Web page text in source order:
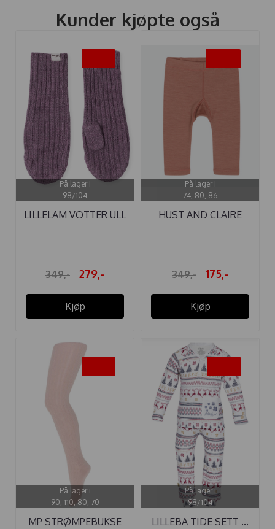
Kunder kjøpte også
På lager i
98/104
LILLELAM VOTTER ULL
349,- 279,-
Kjøp
På lager i
74, 80, 86
HUST AND CLAIRE
349,- 175,-
Kjøp
På lager i
90, 110, 80, 70
MP STRØMPEBUKSE
På lager i
98/104
LILLEBA TIDE SETT ...